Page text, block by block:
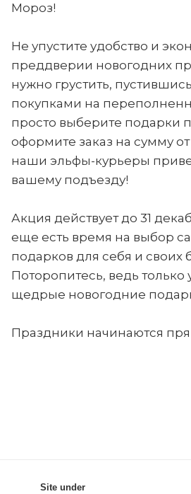
Мороз!
Не упустите удобство и
преддверии новогодних
нужно грустить,
покупками на
просто выберите подарки
оформите заказ на сумму
наши эльфы-курьеры
вашему подъезду!
Акция действует до 31
еще есть время на выбор
подарков для себя и своих
Поторопитесь, ведь только
щедрые новогодние
Праздники начинаются
Site under